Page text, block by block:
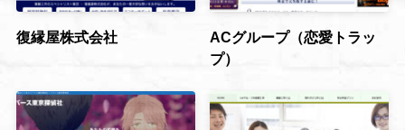
復縁屋株式会社
ACグループ（恋愛トラッ
プ）